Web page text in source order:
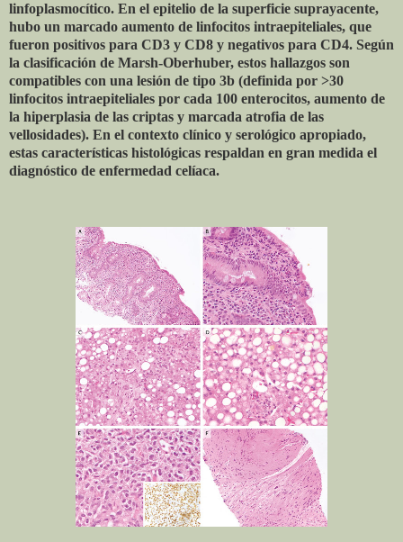
linfoplasmocítico. En el epitelio de la superficie suprayacente,
hubo un marcado aumento de linfocitos intraepiteliales, que
fueron positivos para CD3 y CD8 y negativos para CD4. Según
la clasificación de Marsh-Oberhuber, estos hallazgos son
compatibles con una lesión de tipo 3b (definida por >30
linfocitos intraepiteliales por cada 100 enterocitos, aumento de
la hiperplasia de las criptas y marcada atrofia de las
vellosidades). En el contexto clínico y serológico apropiado,
estas características histológicas respaldan en gran medida el
diagnóstico de enfermedad celíaca.